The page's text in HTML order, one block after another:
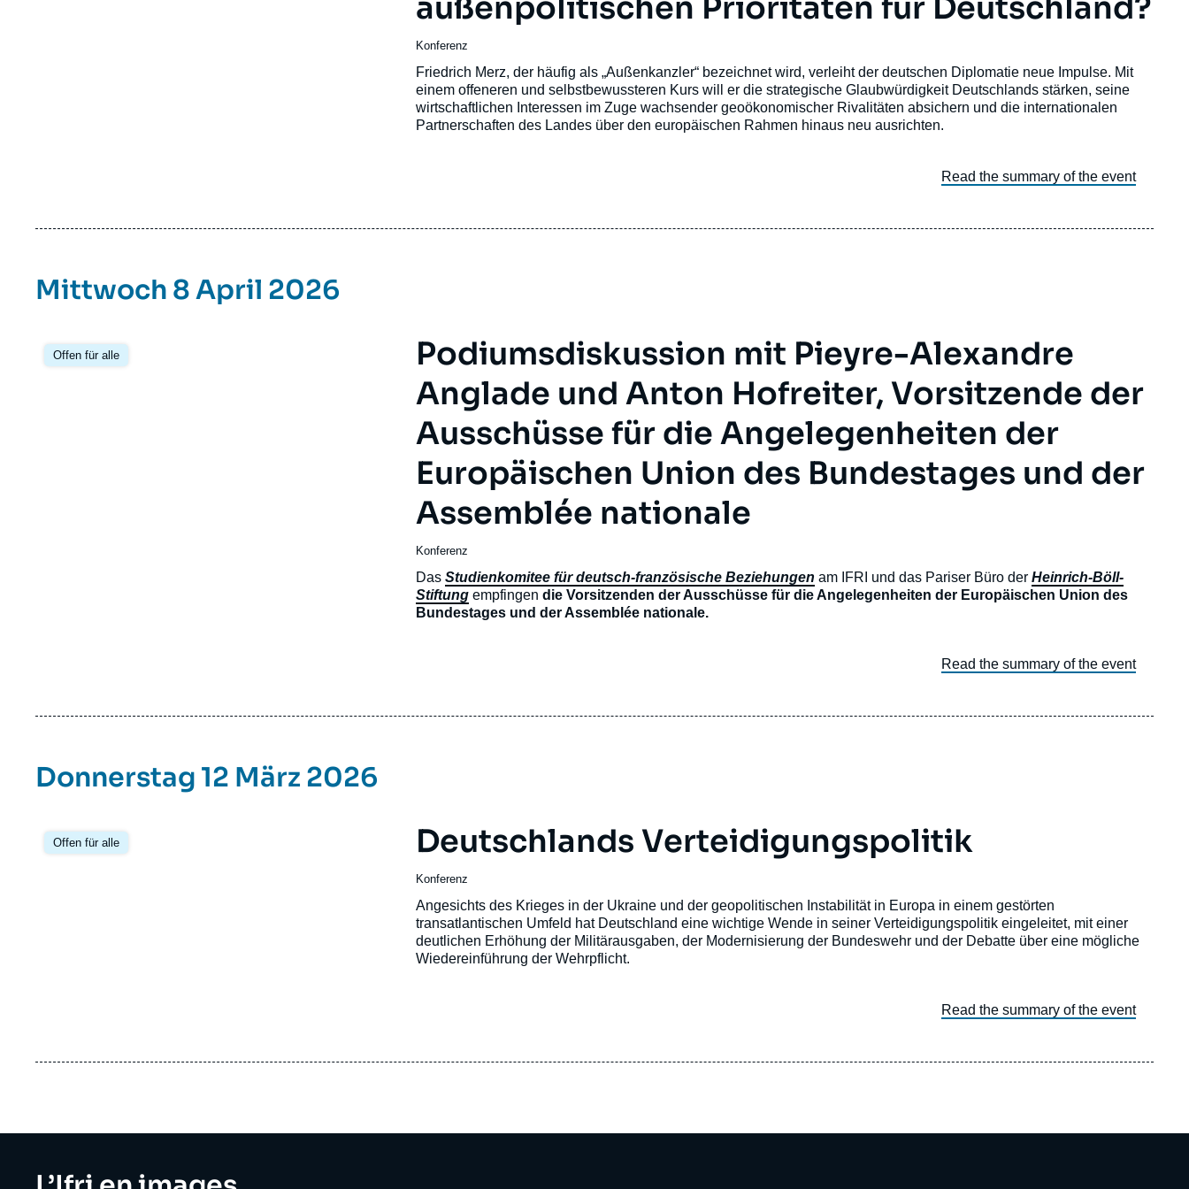
außenpolitischen Prioritäten für Deutschland?
Konferenz
Friedrich Merz, der häufig als „Außenkanzler“ bezeichnet wird, verleiht der deutschen Diplomatie neue Impulse. Mit
einem offeneren und selbstbewussteren Kurs will er die strategische Glaubwürdigkeit Deutschlands stärken, seine
wirtschaftlichen Interessen im Zuge wachsender geoökonomischer Rivalitäten absichern und die internationalen
Partnerschaften des Landes über den europäischen Rahmen hinaus neu ausrichten.
Read the summary of the event
Mittwoch 8 April 2026
Offen für alle
Podiumsdiskussion mit Pieyre-Alexandre
Anglade und Anton Hofreiter, Vorsitzende der
Ausschüsse für die Angelegenheiten der
Europäischen Union des Bundestages und der
Assemblée nationale
Konferenz
Das Studienkomitee für deutsch-französische Beziehungen am IFRI und das Pariser Büro der Heinrich-Böll-
Stiftung empfingen die Vorsitzenden der Ausschüsse für die Angelegenheiten der Europäischen Union des
Bundestages und der Assemblée nationale.
Read the summary of the event
Donnerstag 12 März 2026
Offen für alle Deutschlands Verteidigungspolitik
Konferenz
Angesichts des Krieges in der Ukraine und der geopolitischen Instabilität in Europa in einem gestörten
transatlantischen Umfeld hat Deutschland eine wichtige Wende in seiner Verteidigungspolitik eingeleitet, mit einer
deutlichen Erhöhung der Militärausgaben, der Modernisierung der Bundeswehr und der Debatte über eine mögliche
Wiedereinführung der Wehrpflicht.
Read the summary of the event